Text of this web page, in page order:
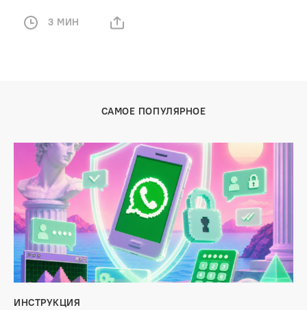
3 МИН
САМОЕ ПОПУЛЯРНОЕ
ИНСТРУКЦИЯ